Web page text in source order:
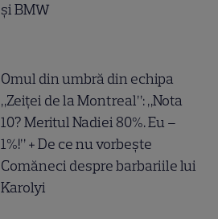
și BMW
Omul din umbră din echipa
„Zeiței de la Montreal”: „Nota
10? Meritul Nadiei 80%. Eu –
1%!” + De ce nu vorbește
Comăneci despre barbariile lui
Karolyi